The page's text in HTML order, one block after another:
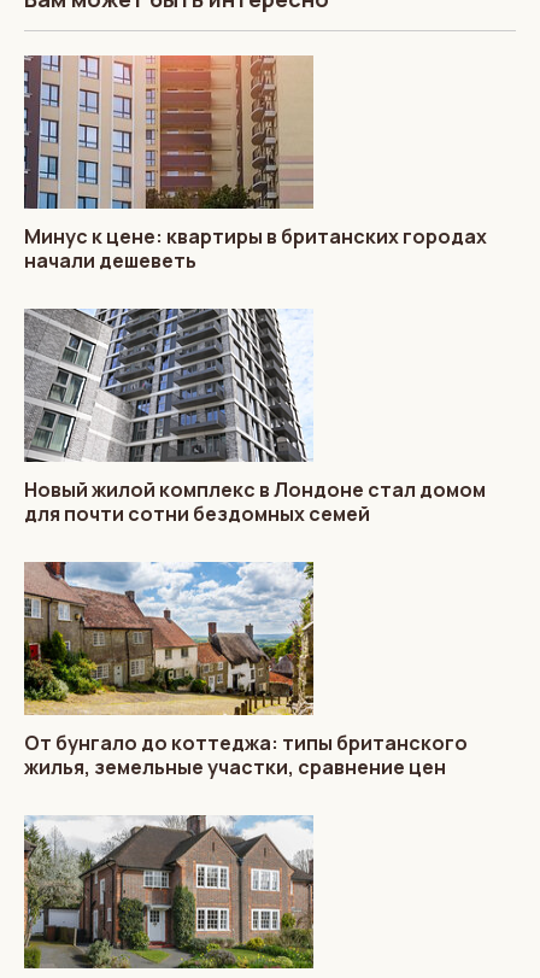
Минус к цене: квартиры в британских городах
начали дешеветь
Новый жилой комплекс в Лондоне стал домом
для почти сотни бездомных семей
От бунгало до коттеджа: типы британского
жилья, земельные участки, сравнение цен